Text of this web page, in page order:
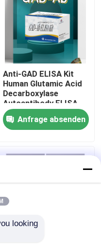
Anti-GAD ELISA Kit
Human Glutamic Acid
Decarboxylase
Autoantibody ELISA
KiT GAD-Ab / GAD65
Autoantibody Enzyme
Linked
Test Kit
Anfrage absenden
looking